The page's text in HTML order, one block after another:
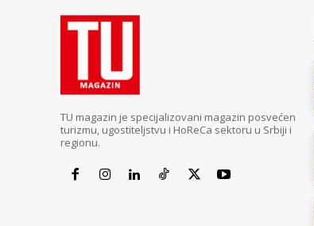
TU magazin je specijalizovani magazin posvećen
turizmu, ugostiteljstvu i HoReCa sektoru u Srbiji i
regionu.